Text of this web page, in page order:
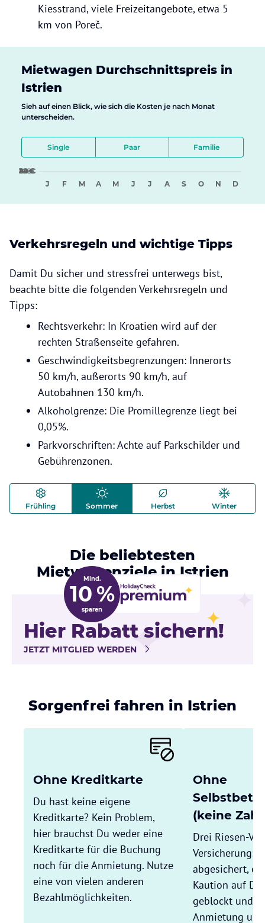
Kiesstrand, viele Freizeitangebote, etwa 5
km von Poreč.
Mietwagen Durchschnittspreis in
Istrien
Sieh auf einen Blick, wie sich die Kosten je nach Monat
unterscheiden.
Single Paar Familie
8 €
16 €
24 €
32 €
40 €
J
F M A M J J A S O N D
Verkehrsregeln und wichtige Tipps
Damit Du sicher und stressfrei unterwegs bist,
beachte bitte die folgenden Verkehrsregeln und
Tipps:
Rechtsverkehr: In Kroatien wird auf der
rechten Straßenseite gefahren.
Geschwindigkeitsbegrenzungen: Innerorts
50 km/h, außerorts 90 km/h, auf
Autobahnen 130 km/h.
Alkoholgrenze: Die Promillegrenze liegt bei
0,05%.
Parkvorschriften: Achte auf Parkschilder und
Gebührenzonen.
Frühling Sommer Herbst Winter
Die beliebtesten
Mietwagenziele in Istrien
Mind.
10 %
sparen
Hier Rabatt sichern!
JETZT MITGLIED WERDEN
Sorgenfrei fahren in Istrien
Ohne Kreditkarte
Du hast keine eigene
Kreditkarte? Kein Problem,
hier brauchst Du weder eine
Kreditkarte für die Buchung
noch für die Anmietung. Nutze
eine von vielen anderen
Bezahlmöglichkeiten.
Ohne
(keine
Drei Riesen-
Versicherung:
abgesichert,
Kaution auf
geblockt und
Anmietung